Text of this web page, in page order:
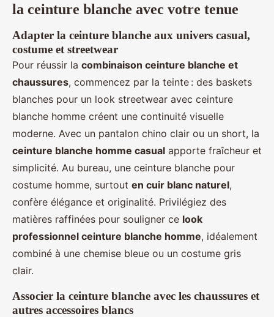
la ceinture blanche avec votre tenue
Adapter la ceinture blanche aux univers casual,
costume et streetwear
Pour réussir la combinaison ceinture blanche et
chaussures, commencez par la teinte : des baskets
blanches pour un look streetwear avec ceinture
blanche homme créent une continuité visuelle
moderne. Avec un pantalon chino clair ou un short, la
ceinture blanche homme casual apporte fraîcheur et
simplicité. Au bureau, une ceinture blanche pour
costume homme, surtout en cuir blanc naturel,
confère élégance et originalité. Privilégiez des
matières raffinées pour souligner ce look
professionnel ceinture blanche homme, idéalement
combiné à une chemise bleue ou un costume gris
clair.
Associer la ceinture blanche avec les chaussures et
autres accessoires blancs